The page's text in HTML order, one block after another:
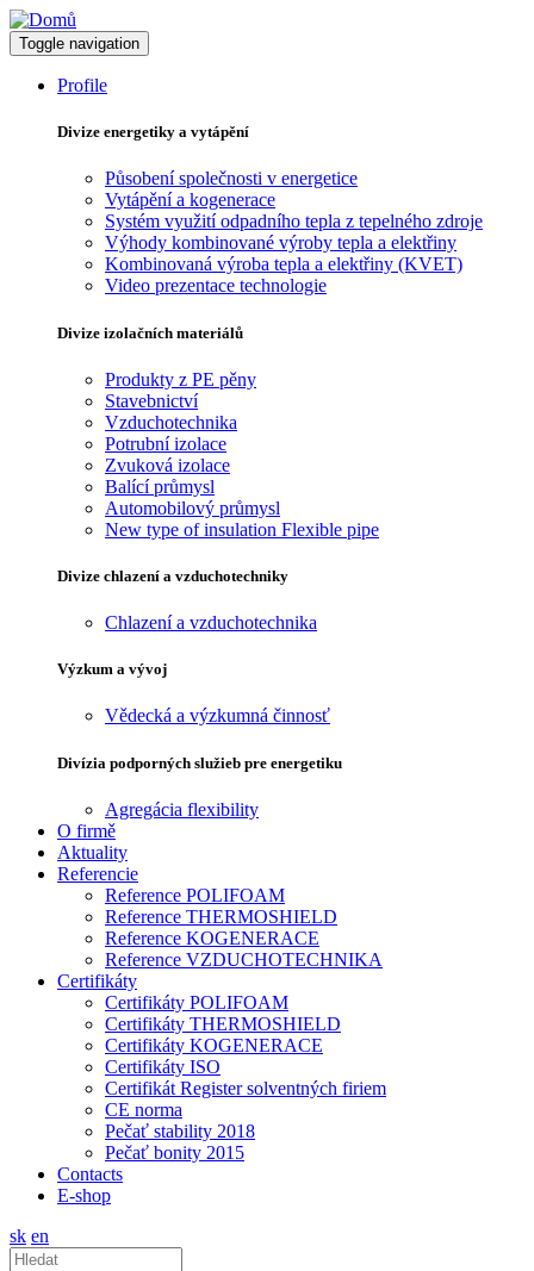
Toggle navigation
Profile
Divize energetiky a vytápění
Působení společnosti v energetice
Vytápění a kogenerace
Systém využití odpadního tepla z tepelného zdroje
Výhody kombinované výroby tepla a elektřiny
Kombinovaná výroba tepla a elektřiny (KVET)
Video prezentace technologie
Divize izolačních materiálů
Produkty z PE pěny
Stavebnictví
Vzduchotechnika
Potrubní izolace
Zvuková izolace
Balící průmysl
Automobilový průmysl
New type of insulation Flexible pipe
Divize chlazení a vzduchotechniky
Chlazení a vzduchotechnika
Výzkum a vývoj
Vědecká a výzkumná činnosť
Divízia podporných služieb pre energetiku
Agregácia flexibility
O firmě
Aktuality
Referencie
Reference POLIFOAM
Reference THERMOSHIELD
Reference KOGENERACE
Reference VZDUCHOTECHNIKA
Certifikáty
Certifikáty POLIFOAM
Certifikáty THERMOSHIELD
Certifikáty KOGENERACE
Certifikáty ISO
Certifikát Register solventných firiem
CE norma
Pečať stability 2018
Pečať bonity 2015
Contacts
E-shop
sk en